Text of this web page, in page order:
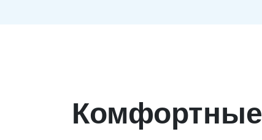
Комфортные